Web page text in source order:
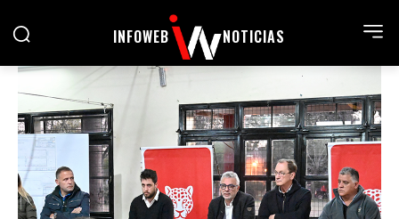
INFOWEB NOTICIAS